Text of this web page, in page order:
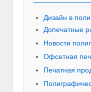
Дизайн в
Допечатные
Новости
Офсетная
Печатная